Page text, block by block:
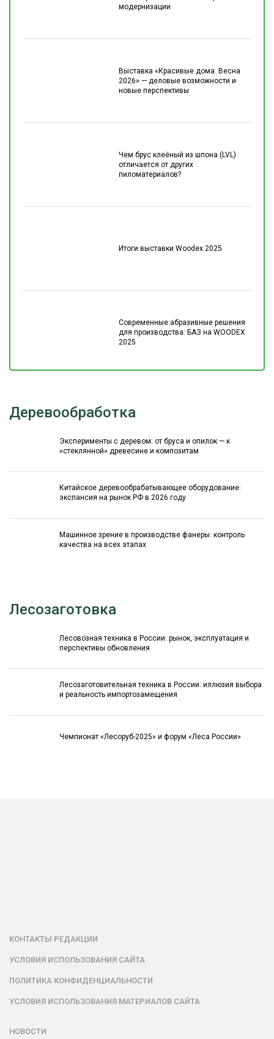
модернизации
Выставка «Красивые дома. Весна
2026» — деловые возможности и
новые перспективы
Чем брус клеёный из шпона (LVL)
отличается от других
пиломатериалов?
Итоги выставки Woodex 2025
Современные абразивные решения
для производства: БАЗ на WOODEX
2025
Деревообработка
Эксперименты с деревом: от бруса и опилок — к
«стеклянной» древесине и композитам
Китайское деревообрабатывающее оборудование:
экспансия на рынок РФ в 2026 году
Машинное зрение в производстве фанеры: контроль
качества на всех этапах
Лесозаготовка
Лесовозная техника в России: рынок, эксплуатация и
перспективы обновления
Лесозаготовительная техника в России: иллюзия выбора
и реальность импортозамещения
Чемпионат «Лесоруб-2025» и форум «Леса России»
КОНТАКТЫ РЕДАКЦИИ
УСЛОВИЯ ИСПОЛЬЗОВАНИЯ САЙТА
ПОЛИТИКА КОНФИДЕНЦИАЛЬНОСТИ
УСЛОВИЯ ИСПОЛЬЗОВАНИЯ МАТЕРИАЛОВ САЙТА
НОВОСТИ